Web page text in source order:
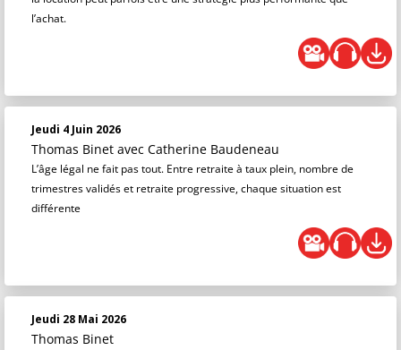
l’achat.
Jeudi 4 Juin 2026
Thomas Binet avec Catherine Baudeneau
L’âge légal ne fait pas tout. Entre retraite à taux plein, nombre de
trimestres validés et retraite progressive, chaque situation est
différente
Jeudi 28 Mai 2026
Thomas Binet